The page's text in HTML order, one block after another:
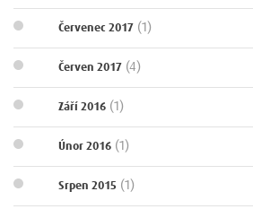
Červenec 2017 (1)
Červen 2017 (4)
Září 2016 (1)
Únor 2016 (1)
Srpen 2015 (1)